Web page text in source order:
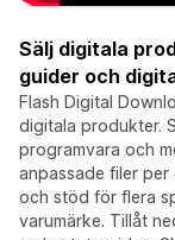
Sälj digitala
guider och
Flash Digital
digitala produkter.
programvara och
anpassade filer
och stöd för flera
varumärke. Tillåt